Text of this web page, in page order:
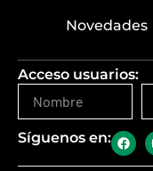
Novedades
Acceso usuarios:
Síguenos en: